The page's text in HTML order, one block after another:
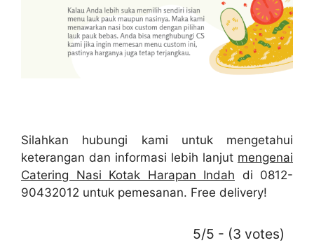
Silahkan hubungi kami untuk mengetahui
keterangan dan informasi lebih lanjut mengenai
Catering Nasi Kotak Harapan Indah di 0812-
90432012 untuk pemesanan. Free delivery!
5/5 - (3 votes)